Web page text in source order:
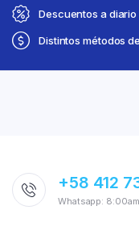
Descuentos a diario
Distintos métodos
+58 412
Whatsapp: